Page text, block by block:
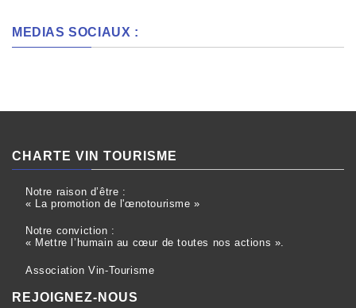
MEDIAS SOCIAUX :
CHARTE VIN TOURISME
Notre raison d’être :
« La promotion de l'œnotourisme »
Notre conviction :
« Mettre l’humain au cœur de toutes nos actions ».
Association Vin-Tourisme
REJOIGNEZ-NOUS